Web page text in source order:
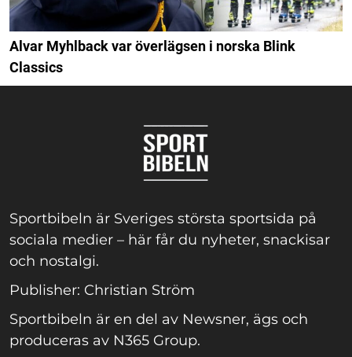
Alvar Myhlback var överlägsen i norska Blink
Classics
Sportbibeln är Sveriges största sportsida på
sociala medier – här får du nyheter, snackisar
och nostalgi.
Publisher: Christian Ström
Sportbibeln är en del av Newsner, ägs och
produceras av N365 Group.